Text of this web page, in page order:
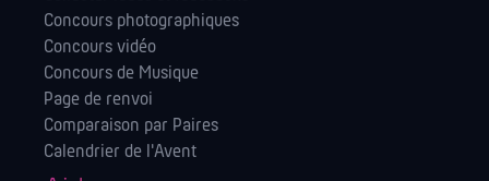
Concours photographiques
Concours vidéo
Concours de Musique
Page de renvoi
Comparaison par Paires
Calendrier de l'Avent